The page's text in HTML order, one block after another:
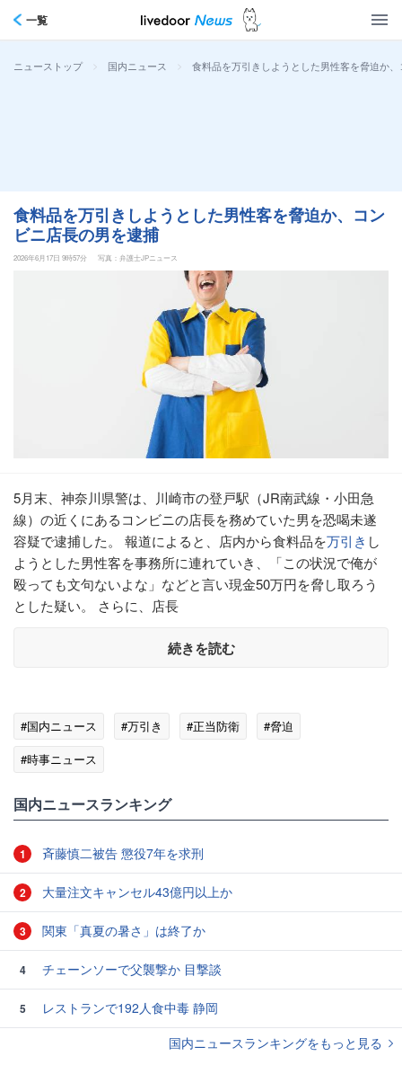
一覧
ニューストップ > 国内ニュース > 食料品を万引きしようとした男性客を脅迫か
食料品を万引きしようとした男性客を脅迫か、コン
ビニ店長の男を逮捕
2026年6月17日 9時57分 写真：弁護士JPニュース
5月末、神奈川県警は、川崎市の登戸駅（JR南武線・小田急
線）の近くにあるコンビニの店長を務めていた男を恐喝未遂
容疑で逮捕した。 報道によると、店内から食料品を万引き し
ようとした男性客を事務所に連れていき、「この状況で俺が
殴っても文句ないよな」などと言い現金50万円を脅し取ろう
とした疑い。 さらに、店長
続きを読む
#国内ニュース #万引き #正当防衛
#脅迫
#時事ニュース
国内ニュースランキング
1 斉藤慎二被告 懲役7年を求刑
2 大量注文キャンセル43億円以上か
3 関東「真夏の暑さ」は終了か
4 チェーンソーで父襲撃か 目撃談
5
レストランで192人食中毒 静岡
国内ニュースランキングをもっと見る